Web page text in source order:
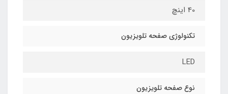
40 اینچ
تکنولوژی صفحه تلویزیون
LED
نوع صفحه تلویزیون